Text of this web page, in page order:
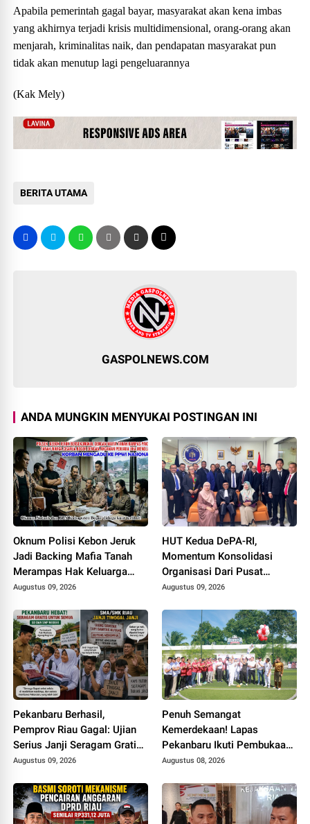
Apabila pemerintah gagal bayar, masyarakat akan kena imbas
yang akhirnya terjadi krisis multidimensional, orang-orang akan
menjarah, kriminalitas naik, dan pendapatan masyarakat pun
tidak akan menutup lagi pengeluarannya
(Kak Mely)
BERITA UTAMA
GASPOLNEWS.COM
ANDA MUNGKIN MENYUKAI POSTINGAN INI
Oknum Polisi Kebon Jeruk
Jadi Backing Mafia Tanah
Merampas Hak Keluarga
Ambar Witjaksono Sutarman
Augustus 09, 2026
HUT Kedua DePA-RI,
Momentum Konsolidasi
Organisasi Dari Pusat
Sampai ke Daerah
Augustus 09, 2026
Pekanbaru Berhasil,
Pemprov Riau Gagal: Ujian
Serius Janji Seragam Gratis
di Bumi Lancang Kuning
Augustus 09, 2026
Penuh Semangat
Kemerdekaan! Lapas
Pekanbaru Ikuti Pembukaan
Pekan Olahraga Ditjenpas
Augustus 08, 2026